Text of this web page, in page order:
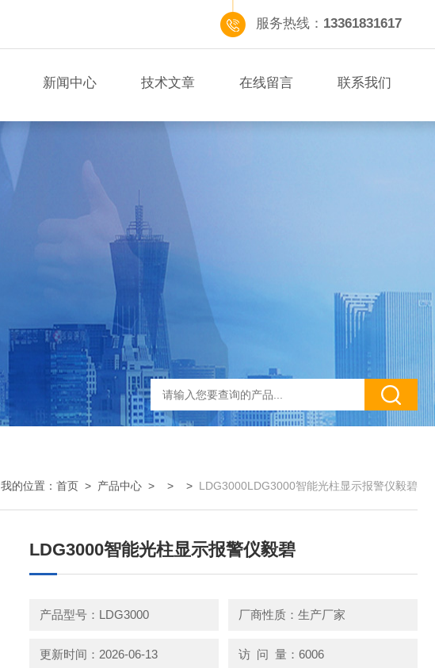
服务热线： 13361831617
新闻中心 技术文章 在线留言 联系我们
我的位置： 首页 > 产品中心 > > > LDG3000LDG3000智能光柱显示报警仪毅碧
LDG3000智能光柱显示报警仪毅碧
产品型号：LDG3000 厂商性质：生产厂家
更新时间：2026-06-13 访 问 量：6006